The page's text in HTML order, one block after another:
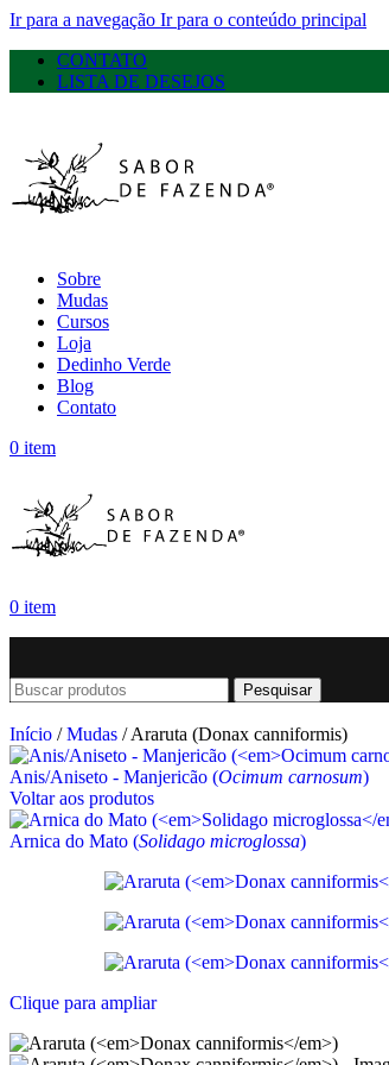
Ir para a navegação Ir para o conteúdo principal
CONTATO
LISTA DE DESEJOS
Sobre
Mudas
Cursos
Loja
Dedinho Verde
Blog
Contato
0 item
0 item
Pesquisar
Início / Mudas / Araruta (Donax canniformis)
Anis/Aniseto - Manjericão (Ocimum carnosum)
Voltar aos produtos
Arnica do Mato (Solidago microglossa)
Clique para ampliar